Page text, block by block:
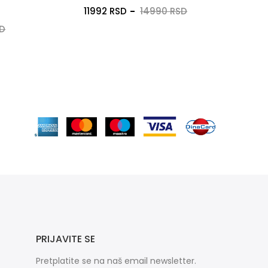
11992 RSD 14990 RSD
PRIJAVITE SE
Pretplatite se na naš email newsletter.